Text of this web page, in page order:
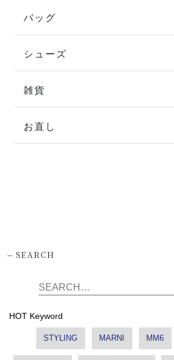
バッグ
シューズ
雑貨
お直し
-SEARCH
HOT Keyword
STYLING MARNI MM6